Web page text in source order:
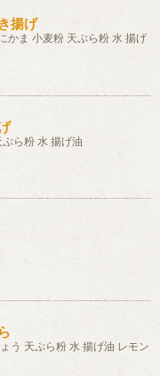
揚げ
かま 小麦粉 天ぷら粉 水 揚げ
ら粉 水 揚げ油
う 天ぷら粉 水 揚げ油 レモン